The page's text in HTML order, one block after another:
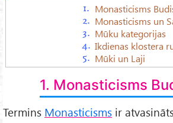
Monasticisms
Monasticisms un
Mūku kategorijas
Ikdienas klostera
Mūki un Laji
1. Monasticisms
Termins Monasticisms ir